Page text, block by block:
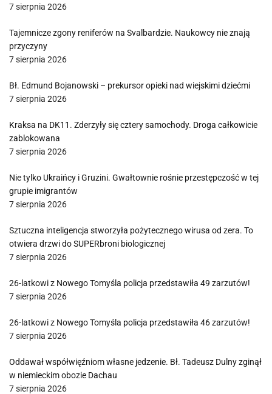
7 sierpnia 2026
Tajemnicze zgony reniferów na Svalbardzie. Naukowcy nie znają
przyczyny
7 sierpnia 2026
Bł. Edmund Bojanowski – prekursor opieki nad wiejskimi dziećmi
7 sierpnia 2026
Kraksa na DK11. Zderzyły się cztery samochody. Droga całkowicie
zablokowana
7 sierpnia 2026
Nie tylko Ukraińcy i Gruzini. Gwałtownie rośnie przestępczość w tej
grupie imigrantów
7 sierpnia 2026
Sztuczna inteligencja stworzyła pożytecznego wirusa od zera. To
otwiera drzwi do SUPERbroni biologicznej
7 sierpnia 2026
26-latkowi z Nowego Tomyśla policja przedstawiła 49 zarzutów!
7 sierpnia 2026
26-latkowi z Nowego Tomyśla policja przedstawiła 46 zarzutów!
7 sierpnia 2026
Oddawał współwięźniom własne jedzenie. Bł. Tadeusz Dulny zginął
w niemieckim obozie Dachau
7 sierpnia 2026